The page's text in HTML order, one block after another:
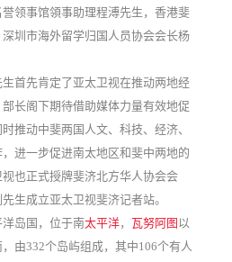
领事馆領事助理程溥先生，香港斐
圳市海外留学归国人员协会会长杨
首先肯定了亚太卫视在推动两地经
长阁下期待借助媒体力量有效地促
推动中斐两国人文、科技、经济、
进一步促进南太地区和斐中两地的
也正式授牌斐济北方华人协会会
生成立亚太卫视斐济记者站。
岛国，位于南太平洋， 瓦努阿图 以
由332个岛屿组成，其中106个有人